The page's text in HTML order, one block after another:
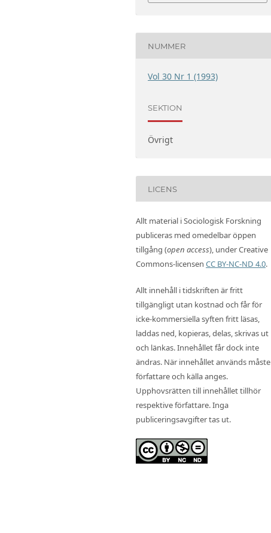
NUMMER
Vol 30 Nr 1 (1993)
SEKTION
Övrigt
LICENS
Allt material i Sociologisk Forskning
publiceras med omedelbar öppen
tillgång (open access), under Creative
Commons-licensen CC BY-NC-ND 4.0.
Allt innehåll i tidskriften är fritt
tillgängligt utan kostnad och får för
icke-kommersiella syften fritt läsas,
laddas ned, kopieras, delas, skrivas ut
och länkas. Innehållet får dock inte
ändras. När innehållet används måste
författare och källa anges.
Upphovsrätten till innehållet tillhör
respektive författare. Inga
publiceringsavgifter tas ut.